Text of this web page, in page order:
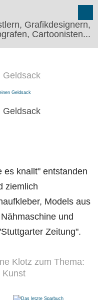
Grafikdesignern,
Cartoonisten...
Geldsack
ALS
Geldsack
es knallt" entstanden
ziemlich
Models aus
und
Zeitung".
Klotz zum Thema:
Kunst